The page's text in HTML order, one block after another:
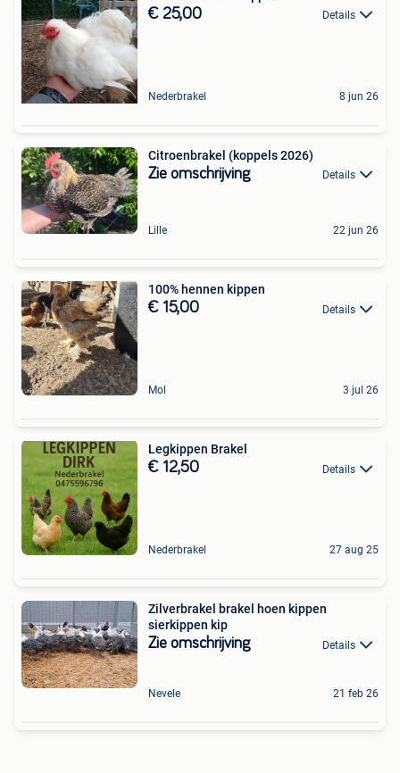
€ 25,00 Details
Nederbrakel 8 jun 26
Citroenbrakel (koppels 2026)
Zie omschrijving Details
Lille 22 jun 26
100% hennen kippen
€ 15,00 Details
Mol 3 jul 26
Legkippen Brakel
€ 12,50 Details
Nederbrakel 27 aug 25
Zilverbrakel brakel hoen kippen
sierkippen kip
Zie omschrijving Details
Nevele 21 feb 26